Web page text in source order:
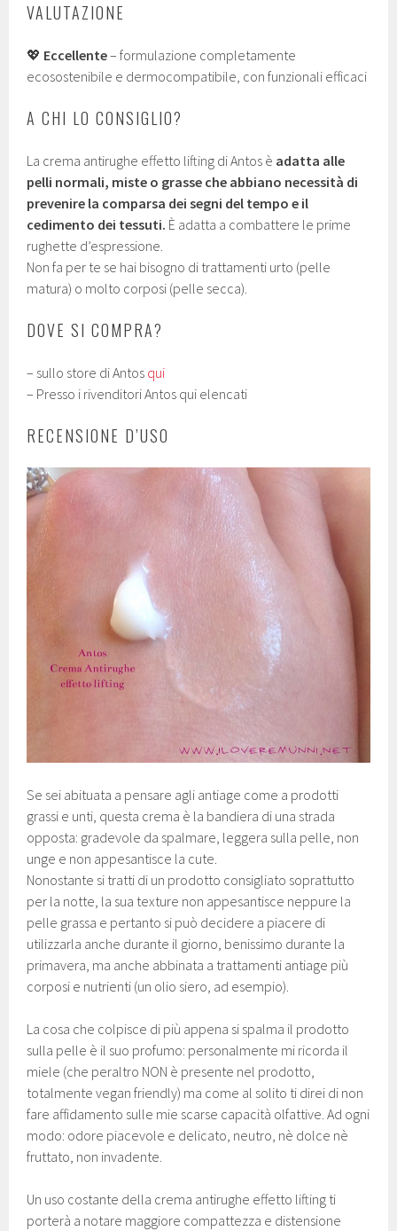
VALUTAZIONE
💖 Eccellente– formulazione completamente
ecosostenibile e dermocompatibile, con funzionali efficaci
A CHI LO CONSIGLIO?
La crema antirughe effetto lifting di Antos è adatta alle
pelli normali, miste o grasse che abbiano necessità di
prevenire la comparsa dei segni del tempo e il
cedimento dei tessuti. È adatta a combattere le prime
rughette d’espressione.
Non fa per te se hai bisogno di trattamenti urto (pelle
matura) o molto corposi (pelle secca).
DOVE SI COMPRA?
– sullo store di Antos qui
– Presso i rivenditori Antos qui elencati
RECENSIONE D’USO
Se sei abituata a pensare agli antiage come a prodotti
grassi e unti, questa crema è la bandiera di una strada
opposta: gradevole da spalmare, leggera sulla pelle, non
unge e non appesantisce la cute.
Nonostante si tratti di un prodotto consigliato soprattutto
per la notte, la sua texture non appesantisce neppure la
pelle grassa e pertanto si può decidere a piacere di
utilizzarla anche durante il giorno, benissimo durante la
primavera, ma anche abbinata a trattamenti antiage più
corposi e nutrienti (un olio siero, ad esempio).
La cosa che colpisce di più appena si spalma il prodotto
sulla pelle è il suo profumo: personalmente mi ricorda il
miele (che peraltro NON è presente nel prodotto,
totalmente vegan friendly) ma come al solito ti direi di non
fare affidamento sulle mie scarse capacità olfattive. Ad ogni
modo: odore piacevole e delicato, neutro, nè dolce nè
fruttato, non invadente.
Un uso costante della crema antirughe effetto lifting ti
porterà a notare maggiore compattezza e distensione